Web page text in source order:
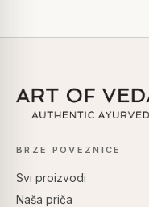
BRZE POVEZNICE
Svi proizvodi
Naša priča